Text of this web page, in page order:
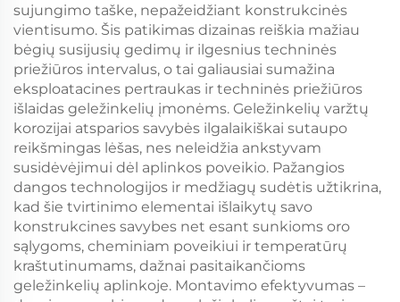
sujungimo taške, nepažeidžiant konstrukcinės
vientisumo. Šis patikimas dizainas reiškia mažiau
bėgių susijusių gedimų ir ilgesnius techninės
priežiūros intervalus, o tai galiausiai sumažina
eksploatacines pertraukas ir techninės priežiūros
išlaidas geležinkelių įmonėms. Geležinkelių varžtų
korozijai atsparios savybės ilgalaikiškai sutaupo
reikšmingas lėšas, nes neleidžia ankstyvam
susidėvėjimui dėl aplinkos poveikio. Pažangios
dangos technologijos ir medžiagų sudėtis užtikrina,
kad šie tvirtinimo elementai išlaikytų savo
konstrukcines savybes net esant sunkioms oro
sąlygoms, cheminiam poveikiui ir temperatūrų
kraštutinumams, dažnai pasitaikančioms
geležinkelių aplinkoje. Montavimo efektyvumas –